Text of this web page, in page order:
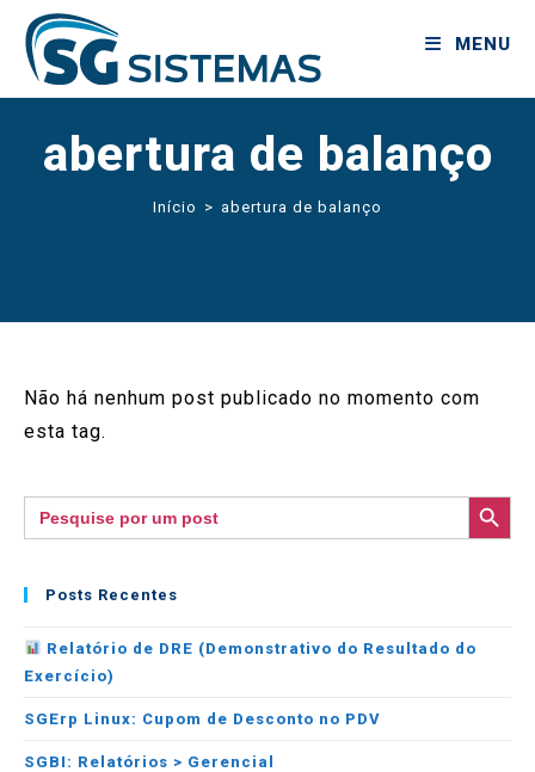
MENU
abertura de balanço
Início > abertura de balanço
Não há nenhum post publicado no momento com
esta tag.
Search
for:
SEARCH BUTTON
Posts Recentes
Relatório de DRE (Demonstrativo do Resultado do
Exercício)
SGErp Linux: Cupom de Desconto no PDV
SGBI: Relatórios > Gerencial